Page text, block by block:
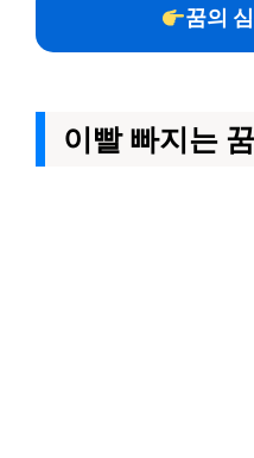
꿈의
이빨 빠지는